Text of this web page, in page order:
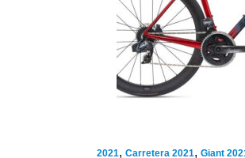
2021, Carretera 2021, Giant